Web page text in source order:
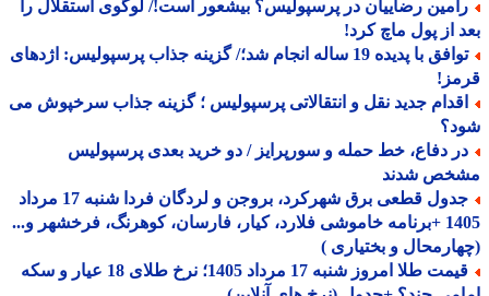
رضاییان در پرسپولیس؟ بیشعور است!/ لوگوی استقلال را
از پول ماچ کرد!
توافق با پدیده 19 ساله انجام شد؛/ گزینه جذاب پرسپولیس: اژدهای
جدید نقل و انتقالاتی پرسپولیس ؛ گزینه جذاب سرخپوش می
دفاع، خط حمله و سورپرایز / دو خرید بعدی پرسپولیس
شدند
جدول قطعی برق شهرکرد، بروجن و لردگان فردا شنبه 17 مرداد
1405 +برنامه خاموشی فلارد، کیار، فارسان، کوهرنگ، فرخشهر و...
و بختیاری )
قیمت طلا امروز شنبه 17 مرداد 1405؛ نرخ طلای 18 عیار و سکه